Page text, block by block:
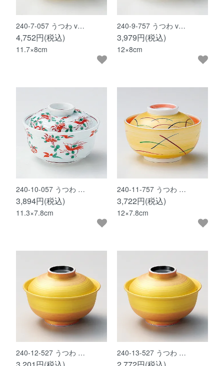
240-7-057 うつわ v…
4,752円(税込)
11.7×8cm
240-9-757 うつわ v…
3,979円(税込)
12×8cm
240-10-057 うつわ …
3,894円(税込)
11.3×7.8cm
240-11-757 うつわ …
3,722円(税込)
12×7.8cm
240-12-527 うつわ … 240-13-527 うつわ …